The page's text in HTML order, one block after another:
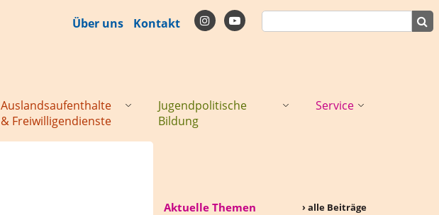
Über uns Kontakt
Auslandsaufenthalte
& Freiwilligendienste
Jugendpolitische
Bildung
Service
Aktuelle Themen › alle Beiträge